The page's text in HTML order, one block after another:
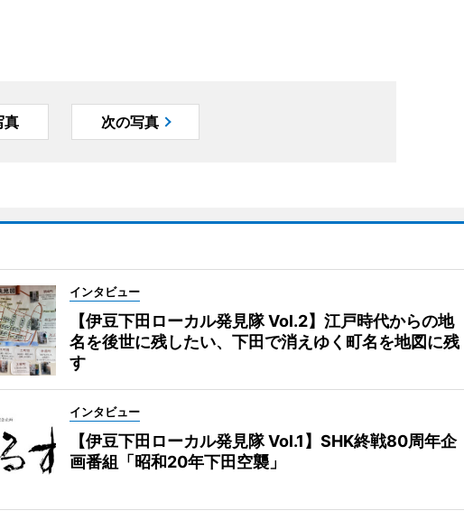
真 次の写真
インタビュー
【伊豆下田ローカル発見隊 Vol.2】江戸時代からの地
名を後世に残したい、下田で消えゆく町名を地図に残
す
インタビュー
【伊豆下田ローカル発見隊 Vol.1】SHK終戦80周年企
画番組「昭和20年下田空襲」